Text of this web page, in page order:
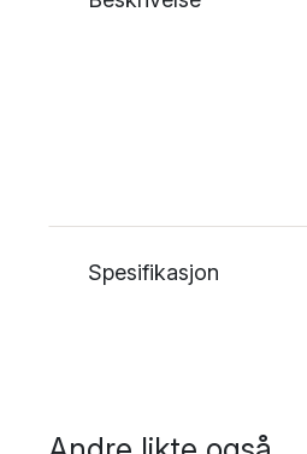
Spesifikasjon